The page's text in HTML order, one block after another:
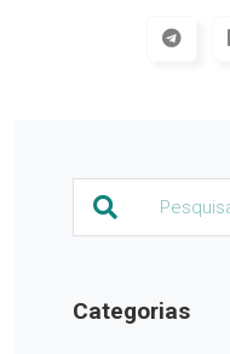
Categorias